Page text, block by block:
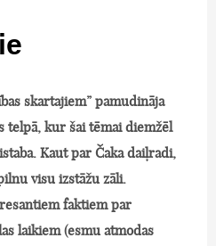
skartajiem” pamudināja
telpā, kur šai tēmai diemžēl
Kaut par Čaka daiļradi,
visu izstāžu zāli.
faktiem par
laikiem (esmu atmodas